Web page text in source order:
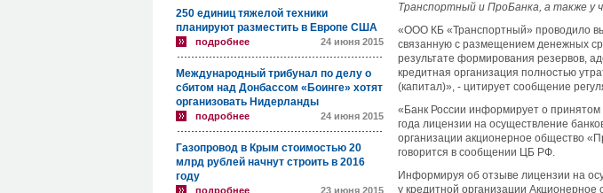
250 единиц тяжелой техники
планируют разместить в Европе США
подробнее 24 июня 2015
Международный трибунал по делу о
сбитом над Донбассом «Боинге» хотят
организовать Нидерланды
подробнее 24 июня 2015
Газопровод в Крым стоимостью 20
млрд рублей начнут строить в 2016
году
подробнее 23 июня 2015
Транспортный и ПроБанка, а также у
«ООО КБ «Транспортный» проводило
связанную с размещением денежных
результате формирования резервов,
кредитная организация полностью
(капитал)», - цитирует сообщение
«Банк России информирует о
года лицензии на осуществление
организации акционерное общество
говорится в сообщении ЦБ РФ.
Информируя об отзыве лицензии на
у кредитной организации Акционерное